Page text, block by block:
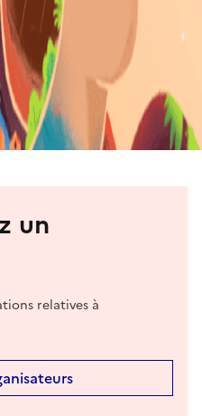
un
relatives à